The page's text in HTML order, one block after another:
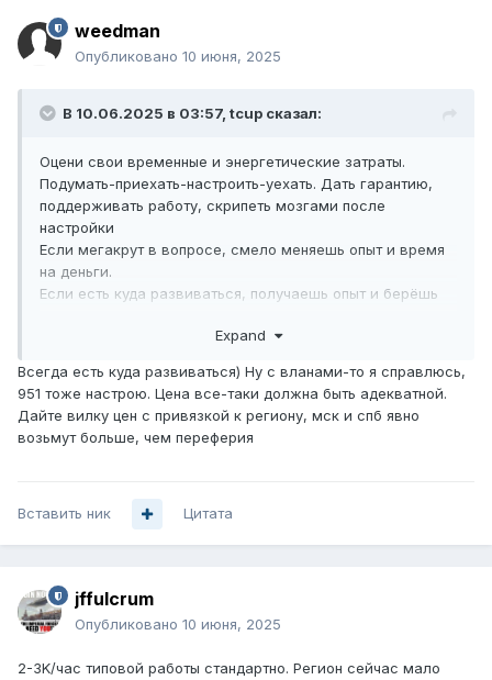
weedman
Опубликовано 10 июня, 2025
В 10.06.2025 в 03:57, tcup сказал:
Оцени свои временные и энергетические затраты.
Подумать-приехать-настроить-уехать. Дать гарантию,
поддерживать работу, скрипеть мозгами после
настройки
Если мегакрут в вопросе, смело меняешь опыт и время
на деньги.
Если есть куда развиваться, получаешь опыт и берёшь
Возможно, клиента в дальнейшем
Expand
Всегда есть куда развиваться) Ну с вланами-то я справлюсь,
951 тоже настрою. Цена все-таки должна быть адекватной.
Дайте вилку цен с привязкой к региону, мск и спб явно
возьмут больше, чем переферия
Вставить ник Цитата
jffulcrum
Опубликовано 10 июня, 2025
2-3K/час типовой работы стандартно. Регион сейчас мало